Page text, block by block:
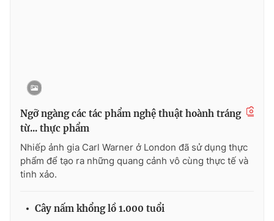
Học trực tuyến
Hitech Công nghệ tương lai
Sản phẩm
Thị trường
Tư vấn
Lịch phát sóng
Emagazine Podcast
Ngỡ ngàng các tác phẩm nghệ thuật hoành tráng
từ... thực phẩm
Nhiếp ảnh gia Carl Warner ở London đã sử dụng thực
phẩm để tạo ra những quang cảnh vô cùng thực tế và
tinh xảo.
Cây nấm khổng lồ 1.000 tuổi